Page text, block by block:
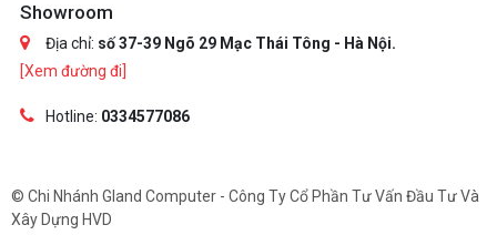
Showroom
Địa chỉ: số 37-39 Ngõ 29 Mạc Thái Tông - Hà Nội.
[Xem đường đi]
Hotline: 0334577086
© Chi Nhánh Gland Computer - Công Ty Cổ Phần Tư Vấn Đầu Tư Và
Xây Dựng HVD